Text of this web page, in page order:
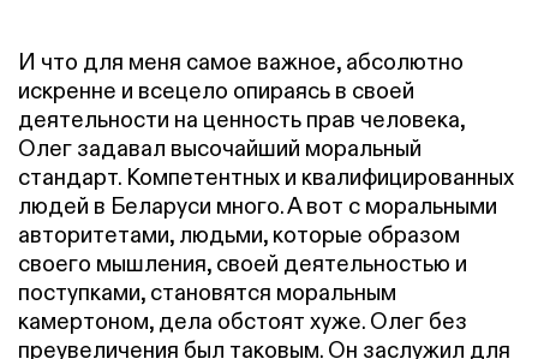
И что для меня самое важное, абсолютно
искренне и всецело опираясь в своей
деятельности на ценность прав человека,
Олег задавал высочайший моральный
стандарт. Компетентных и квалифицированных
людей в Беларуси много. А вот с моральными
авторитетами, людьми, которые образом
своего мышления, своей деятельностью и
поступками, становятся моральным
камертоном, дела обстоят хуже. Олег без
преувеличения был таковым. Он заслужил для